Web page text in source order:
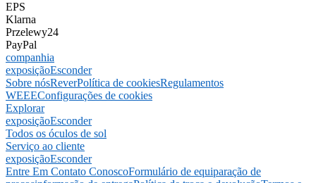
EPS
Klarna
Przelewy24
PayPal
companhia
exposiçãoEsconder
Sobre nósReverPolítica de cookiesRegulamentos
WEEEConfigurações de cookies
Explorar
exposiçãoEsconder
Todos os óculos de sol
Serviço ao cliente
exposiçãoEsconder
Entre Em Contato ConoscoFormulário de equiparação de